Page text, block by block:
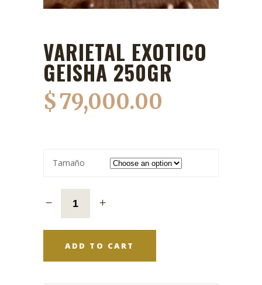
VARIETAL EXOTICO
GEISHA 250GR
$79,000.00
Tamaño
ADD TO CART